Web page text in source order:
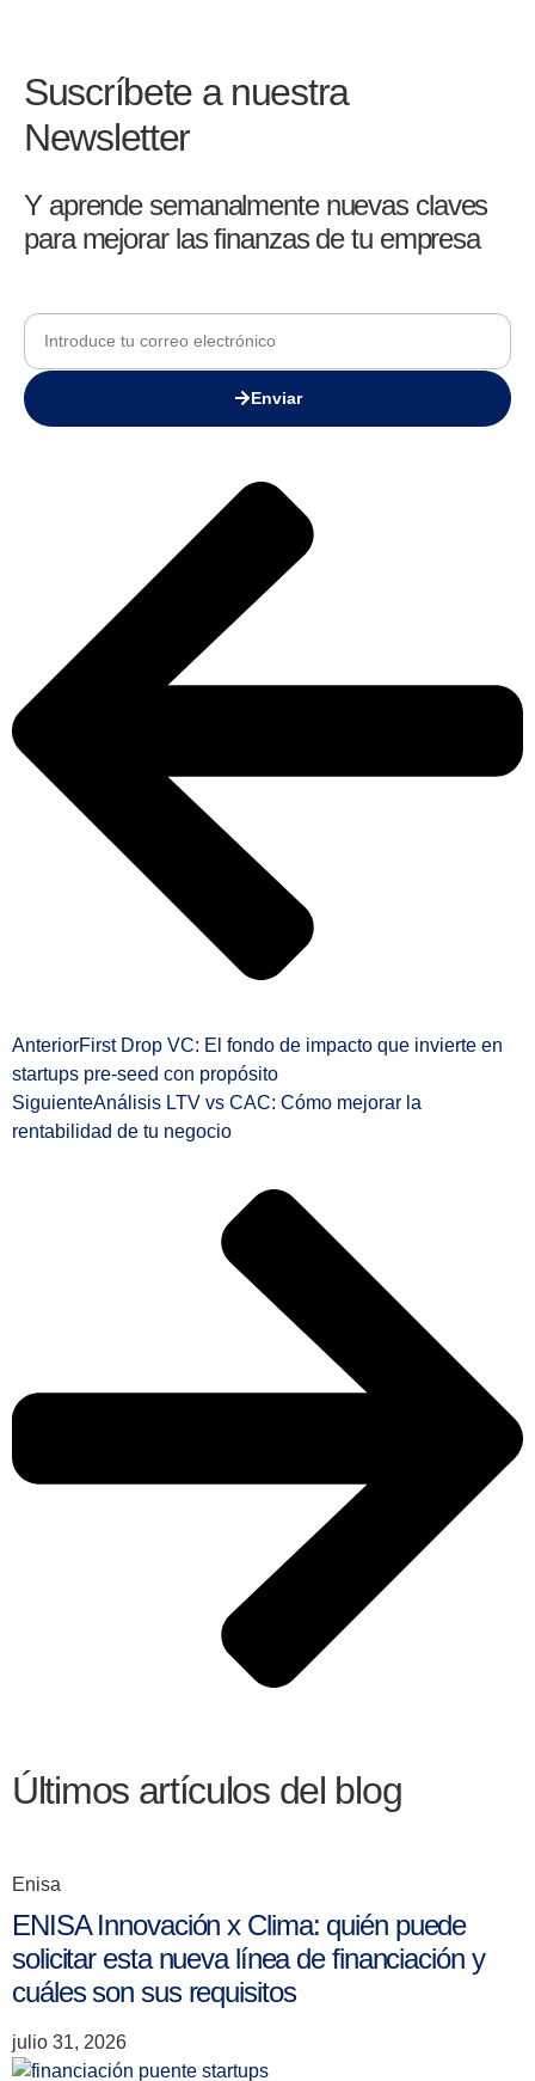
Suscríbete a nuestra
Newsletter
Y aprende semanalmente nuevas claves
para mejorar las finanzas de tu empresa
Enviar
AnteriorFirst Drop VC: El fondo de impacto que invierte en
startups pre-seed con propósito
SiguienteAnálisis LTV vs CAC: Cómo mejorar la
rentabilidad de tu negocio
Últimos artículos del blog
Enisa
ENISA Innovación x Clima: quién puede
solicitar esta nueva línea de financiación y
cuáles son sus requisitos
julio 31, 2026